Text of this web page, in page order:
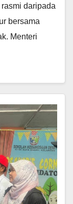
daripada
bersama
Menteri